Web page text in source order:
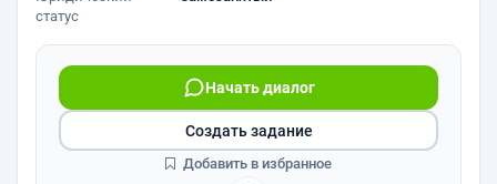
статус
Начать диалог
Создать задание
Добавить в избранное